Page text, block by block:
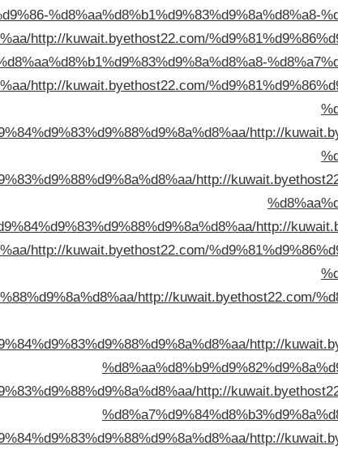
%d8%aa%d8%b1%d9%83%d9%8a%d8%a8-
http://kuwait.byethost22.com/
http://kuwait.byethost22.com/
http://
http://
http://
http://kuwait.byethost22.com/
http://kuwait.byethost22.com/
http://
http://
http://